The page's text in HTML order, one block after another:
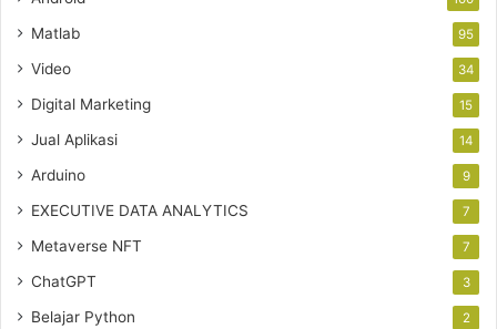
Matlab 95
Video 34
Digital Marketing 15
Jual Aplikasi 14
Arduino 9
EXECUTIVE DATA ANALYTICS 7
Metaverse NFT 7
ChatGPT 3
Belajar Python 2